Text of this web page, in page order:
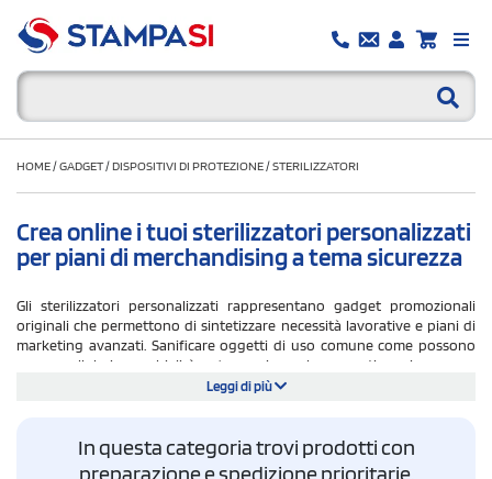
HOME/GADGET/DISPOSITIVI DI PROTEZIONE/STERILIZZATORI
Crea online i tuoi sterilizzatori personalizzati
per piani di merchandising a tema sicurezza
Gli sterilizzatori personalizzati rappresentano gadget promozionali
originali che permettono di sintetizzare necessità lavorative e piani di
marketing avanzati. Sanificare oggetti di uso comune come possono
essere cellulari o occhiali è un'operazione che garantisce sicurezza e
dunque la sua "mission" positiva si sposa perfettamente con le esigenze
accessorio per migliorare il tenore professionale di collaboratori e staff
nell'ambiente di lavoro.
Leggi di più
In questa categoria trovi prodotti con
preparazione e spedizione prioritarie.